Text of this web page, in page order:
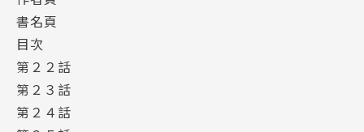
「人生，似乎從沒有真正開始。」
從小小的自卑感開始，逐漸沉迷於『陰謀論』。
然而，當最後被謊言背叛時，留下的卻只剩滿腦子疑
問：
書名頁
目次
第２２話
第２３話
第２４話